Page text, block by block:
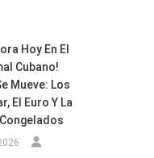
Hoy En El
Cubano!
Mueve: Los
El Euro Y La